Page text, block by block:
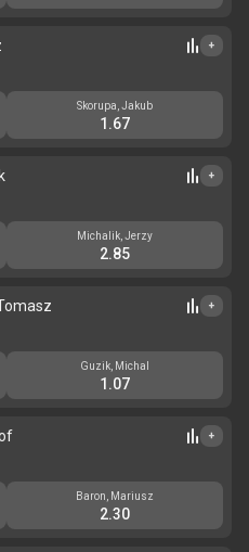
+
Skorupa, Jakub
1.67
+
Michalik, Jerzy
2.85
+
Guzik, Michal
1.07
+
Baron, Mariusz
2.30